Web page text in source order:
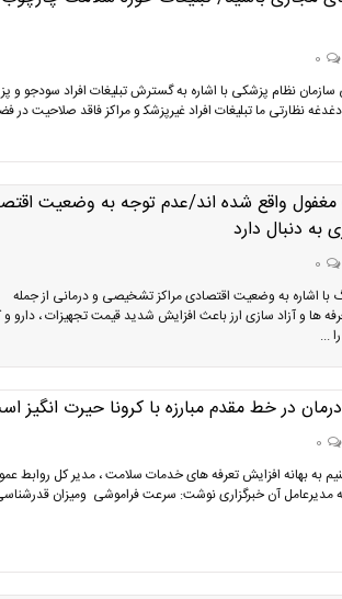
0
ﺳﺎزﻣﺎن ﻧﻈﺎم ﭘﺰﺷﮑﯽ ﺑﺎ اﺷﺎره ﺑﻪ ﮔﺴﺘﺮش ﺗﺒﻠﯿﻐﺎت اﻓﺮاد ﺳﻮدﺟﻮ و
ﻧﻈﺎرﺗﯽ ﻣﺎ ﺗﺒﻠﯿﻐﺎت افراد غیرﭘﺰﺷﮑ و مراکز فاقد صلاحیت در
مغفول واقع شده اند/عدم توجه به وضعیت
به دنبال دارد
0
با اشاره به وضعیت اقتصادی مراکز تشخیصی و درمانی از جمله
ها و آزاد سازی ارز باعث افزایش شدید قیمت تجهیزات ، دارو
...
در خط مقدم مبارزه با کرونا حیرت انگیز
0
به بهانه افزایش تعرفه های خدمات سلامت ، مدیر کل روابط
مدیرعامل آن خبرگزاری نوشت: سرعت فراموشی و‌میزان